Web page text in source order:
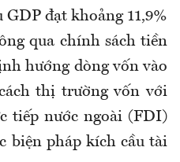
đạt khoảng 11,9%
qua chính sách tiền
hướng dòng vốn vào
thị trường vốn với
tiếp nước ngoài (FDI)
biện pháp kích cầu tài